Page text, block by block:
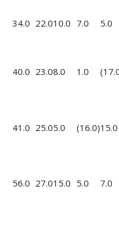
34.0 22.010.0 7.0 5.0
40.0 23.08.0 1.0
41.0 25.05.0 (16.0)15.0
56.0 27.015.0 5.0 7.0